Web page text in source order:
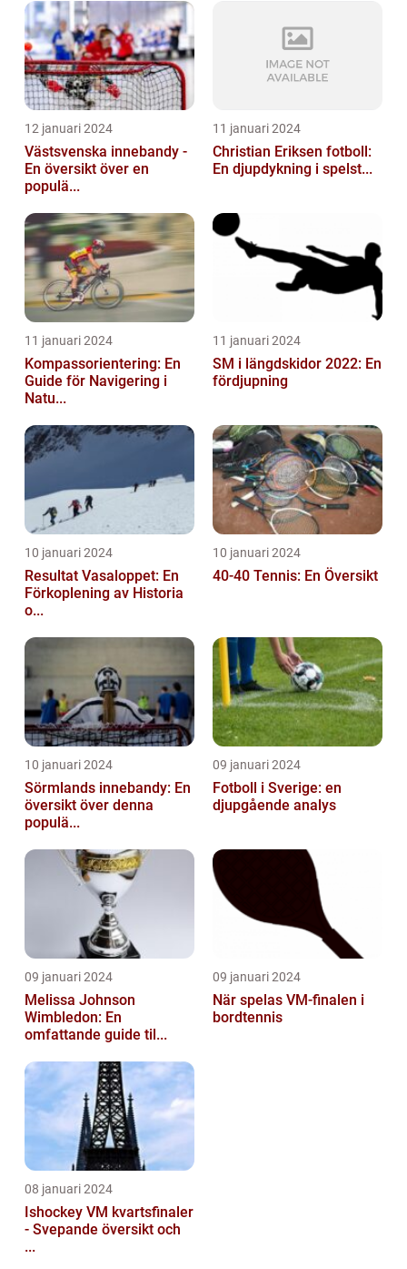
12 januari 2024
Västsvenska innebandy -
En översikt över en
populä...
11 januari 2024
Christian Eriksen fotboll:
En djupdykning i spelst...
11 januari 2024
Kompassorientering: En
Guide för Navigering i
Natu...
11 januari 2024
SM i längdskidor 2022: En
fördjupning
10 januari 2024
Resultat Vasaloppet: En
Förkoplening av Historia
o...
10 januari 2024
40-40 Tennis: En Översikt
10 januari 2024
Sörmlands innebandy: En
översikt över denna
populä...
09 januari 2024
Fotboll i Sverige: en
djupgående analys
09 januari 2024
Melissa Johnson
Wimbledon: En
omfattande guide til...
09 januari 2024
När spelas VM-finalen i
bordtennis
08 januari 2024
Ishockey VM kvartsfinaler
- Svepande översikt och
...